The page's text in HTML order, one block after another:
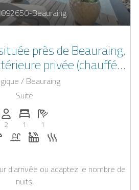
Beauraing
près de Beauraing,
privée (chauffée
baignoire balnéo,
et saunas
/ Beauraing
Suite
Personnes (max): 2
2
Nombre de chambres: 1
1
Nombre de salles de bain: 1
1
Petit-déjeuner sur demande
Piscine Jacuzzi
d’arrivée ou adaptez le nombre de
nuits.